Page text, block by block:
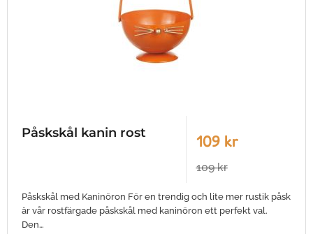
Påskskål kanin rost 109 kr
109 kr
Påskskål med Kaninöron För en trendig och lite mer rustik påsk
är vår rostfärgade påskskål med kaninöron ett perfekt val.
Den…